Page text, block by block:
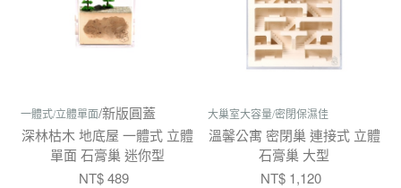
一體式/立體單面/新版圓蓋
深林枯木 地底屋 一體式 立體
單面 石膏巢 迷你型
NT$ 489
大巢室大容量/密閉保濕佳
溫馨公寓 密閉巢 連接式 立體
石膏巢 大型
NT$ 1,120